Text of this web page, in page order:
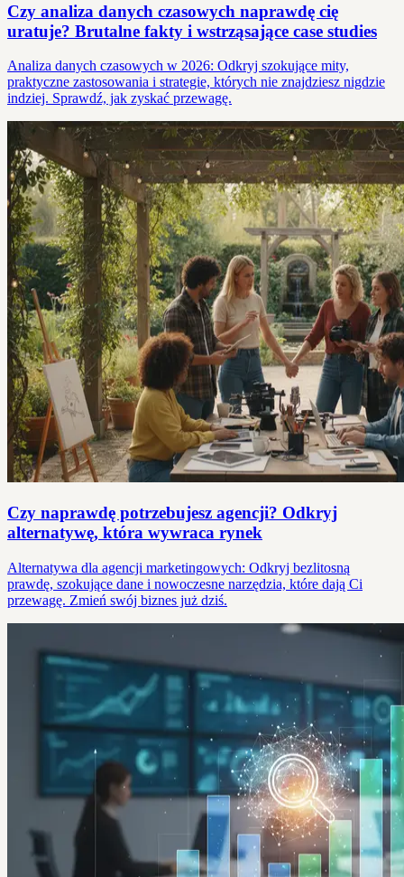
Czy analiza danych czasowych naprawdę cię
uratuje? Brutalne fakty i wstrząsające case studies
Analiza danych czasowych w 2026: Odkryj szokujące mity,
praktyczne zastosowania i strategie, których nie znajdziesz nigdzie
indziej. Sprawdź, jak zyskać przewagę.
Czy naprawdę potrzebujesz agencji? Odkryj
alternatywę, która wywraca rynek
Alternatywa dla agencji marketingowych: Odkryj bezlitosną
prawdę, szokujące dane i nowoczesne narzędzia, które dają Ci
przewagę. Zmień swój biznes już dziś.